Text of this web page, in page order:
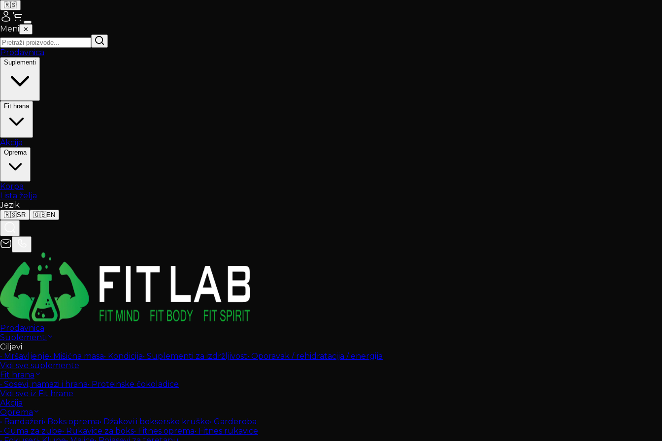
🇷🇸
Meni ✕
Prodavnica
Suplementi
Fit hrana
Akcija
Oprema
Korpa
Lista želja
Jezik
🇷🇸SR 🇬🇧EN
Prodavnica
Suplementi
Ciljevi
• Mršavljenje• Mišićna masa• Kondicija• Suplementi za izdržljivost• Oporavak / rehidratacija / energija
Vidi sve suplemente
Fit hrana
• Sosevi, namazi i hrana• Proteinske čokoladice
Vidi sve iz Fit hrane
Akcija
Oprema
• Bandažeri• Boks oprema• Džakovi i bokserske kruške• Garderoba
• Guma za zube• Rukavice za boks• Fitnes oprema• Fitnes rukavice